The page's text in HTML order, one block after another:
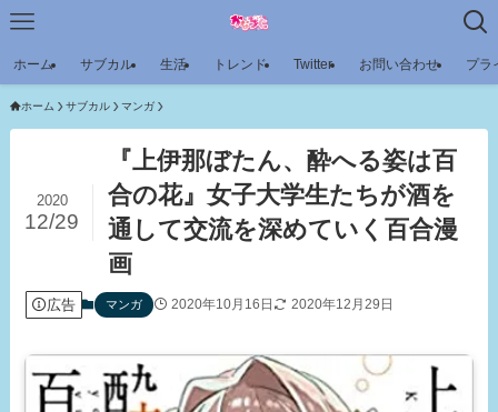
ホーム サブカル 生活 トレンド Twitter お問い合わせ プラ
ホーム サブカル マンガ
『上伊那ぼたん、酔へる姿は百
合の花』女子大学生たちが酒を
通して交流を深めていく百合漫
画
2020
12/29
広告 マンガ 2020年10月16日 2020年12月29日